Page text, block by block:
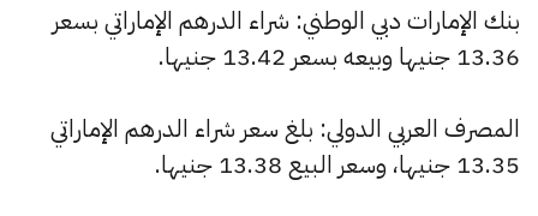
بنك الإمارات دبي الوطني: شراء الدرهم الإماراتي بسعر
13.36 جنيها وبيعه بسعر 13.42 جنيها.
المصرف العربي الدولي: بلغ سعر شراء الدرهم الإماراتي
13.35 جنيها، وسعر البيع 13.38 جنيها.